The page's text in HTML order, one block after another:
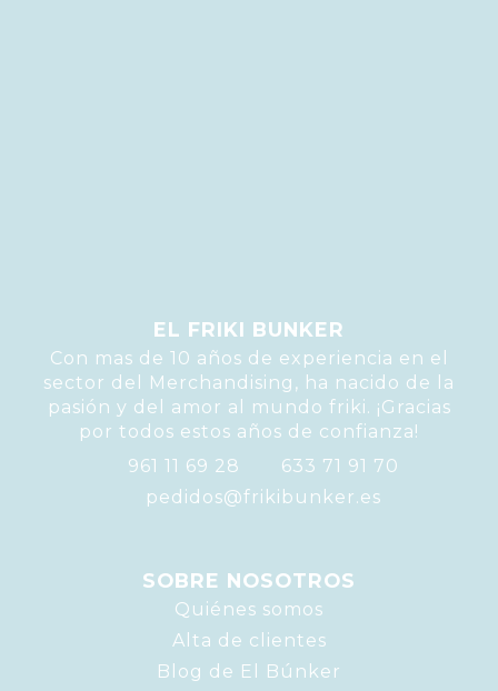
EL FRIKI BUNKER
Con mas de 10 años de experiencia en el
sector del Merchandising, ha nacido de la
pasión y del amor al mundo friki. ¡Gracias
por todos estos años de confianza!
961 11 69 28
633 71 91 70
pedidos@frikibunker.es
SOBRE NOSOTROS
Quiénes somos
Alta de clientes
Blog de El Búnker